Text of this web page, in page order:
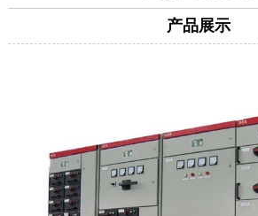
产品展示